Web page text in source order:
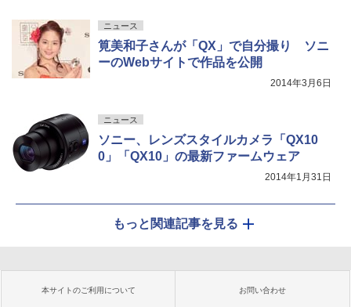
ニュース
筧美和子さんが「QX」で自分撮り ソニ
ーのWebサイトで作品を公開
2014年3月6日
ニュース
ソニー、レンズスタイルカメラ「QX10
0」「QX10」の最新ファームウェア
2014年1月31日
もっと関連記事を見る
本サイトのご利用について お問い合わせ